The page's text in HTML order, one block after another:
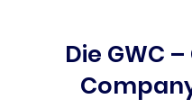
Die GWC